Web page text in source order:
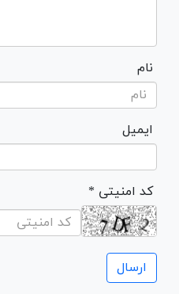
نام
ایمیل
* کد امنیتی